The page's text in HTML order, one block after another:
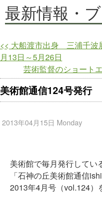
最新情報・
<< 大船渡市出身 三浦千
月13日～5月26日
芸術監督のショー
美術館通信124号発行
2013年04月15日 Monday
美術館で毎月発行してい
「石神の丘美術館通信
2013年4月号（vol.124）